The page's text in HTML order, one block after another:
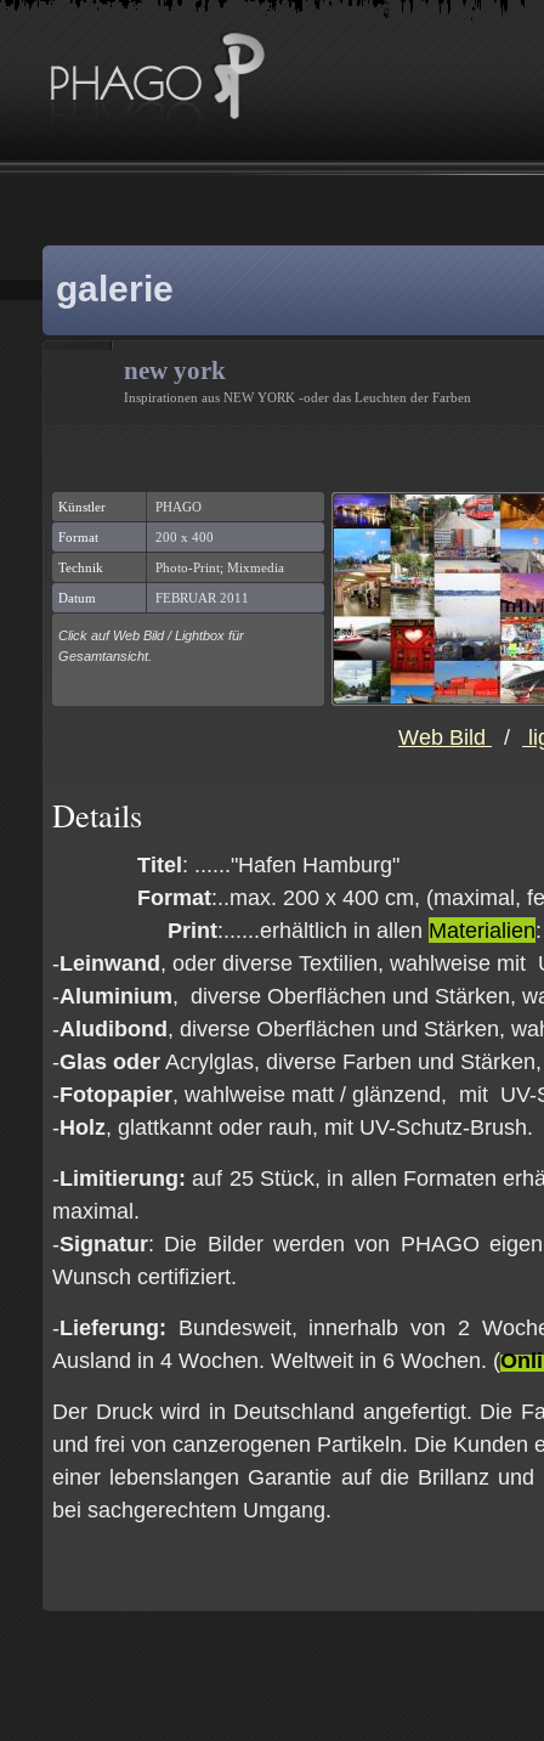
galerie
new york
Inspirationen aus NEW YORK -oder das Leuchten der Farben
Künstler PHAGO
Format 200 x 400
Technik Photo-Print; Mixmedia
Datum FEBRUAR 2011
Click auf Web Bild / Lightbox für
Gesamtansicht.
Web Bild /
Details
Titel: ......"Hafen Hamburg"
Format:..max. 200 x 400 cm, (maximal,
Print:......erhältlich in allen Materialien:
-Leinwand, oder diverse Textilien, wahlweise mit
-Aluminium, diverse Oberflächen und Stärken,
-Aludibond, diverse Oberflächen und Stärken,
-Glas oderAcrylglas, diverse Farben und Stärken,
-Fotopapier, wahlweise matt / glänzend, mit UV-
-Holz, glattkannt oder rauh, mit UV-Schutz-Brush.
-Limitierung: auf 25 Stück, in allen Formaten
maximal.
-Signatur: Die Bilder werden von PHAGO
Wunsch certifiziert.
-Lieferung: Bundesweit, innerhalb von 2
Ausland in 4 Wochen. Weltweit in 6 Wochen. (
Der Druck wird in Deutschland angefertigt. Die
und frei von canzerogenen Partikeln. Die Kunden
einer lebenslangen Garantie auf die Brillanz
bei sachgerechtem Umgang.